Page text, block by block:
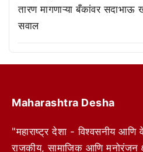
तारण मागणाऱ्या बँकांवर सदाभाऊ
सवाल
Maharashtra Desha
"महाराष्ट्र देशा - विश्वसनीय आणि
राजकीय, सामाजिक आणि मनोरंजन